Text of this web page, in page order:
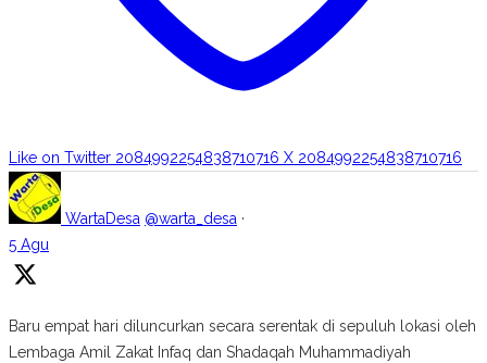
Like on Twitter 2084992254838710716 X 2084992254838710716
WartaDesa @warta_desa ·
5 Agu
Baru empat hari diluncurkan secara serentak di sepuluh lokasi oleh
Lembaga Amil Zakat Infaq dan Shadaqah Muhammadiyah